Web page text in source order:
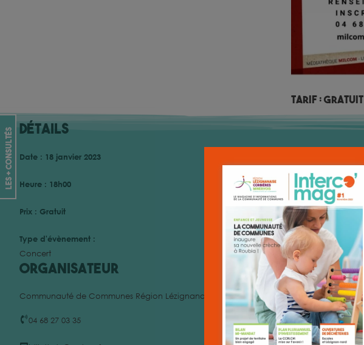
Tarif : Gratuit
Détails
Date : 18 janvier 2023
Heure : 18h00
Prix : Gratuit
Type d'évènement :
Concert
Organisateur
Communauté de Communes Région Lézignanaise, Corbières et Minervois
04 68 27 03 35
les + consultés